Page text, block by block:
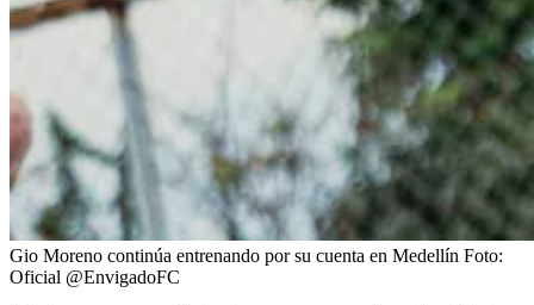
Gio Moreno continúa entrenando por su cuenta en Medellín Foto:
Oficial @EnvigadoFC